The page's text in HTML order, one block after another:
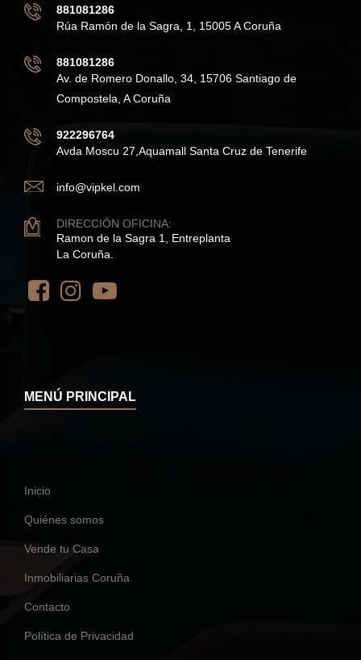
881081286
Rúa Ramón de la Sagra, 1, 15005 A Coruña
881081286
Av. de Romero Donallo, 34, 15706 Santiago de
Compostela, A Coruña
922296764
Avda Moscu 27,Aquamall Santa Cruz de Tenerife
info@vipkel.com
DIRECCIÓN OFICINA:
Ramon de la Sagra 1, Entreplanta
La Coruña.
MENÚ PRINCIPAL
Inicio
Quiénes somos
Vende tu Casa
Inmobiliarias Coruña
Contacto
Política de Privacidad